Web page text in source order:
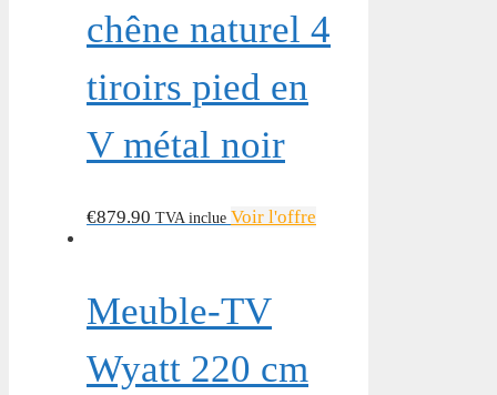
chêne naturel 4
tiroirs pied en
V métal noir
€879.90 TVA inclue Voir l'offre
Meuble-TV
Wyatt 220 cm